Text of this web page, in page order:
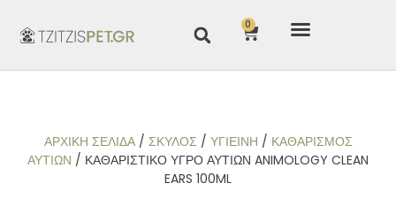
0
ΑΡΧΙΚΉ ΣΕΛΊΔΑ/ ΣΚΥΛΟΣ / ΥΓΙΕΙΝΗ / ΚΑΘΑΡΙΣΜΌΣ
ΑΥΤΙΏΝ / ΚΑΘΑΡΙΣΤΙΚΌ ΥΓΡΌ ΑΥΤΙΏΝ ANIMOLOGY CLEAN
EARS 100ML